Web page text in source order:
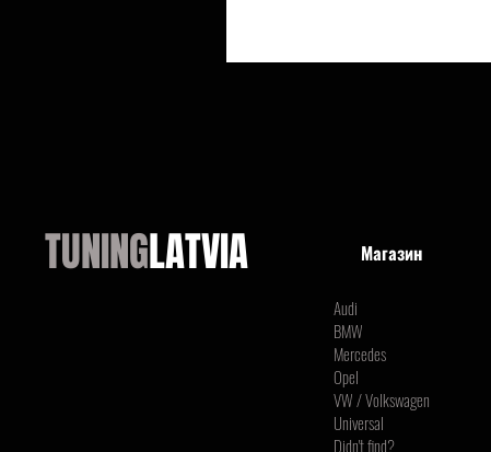
TUNINGLATVIA Магазин
Audi
BMW
Mercedes
Opel
VW / Volkswagen
Universal
Didn't find?